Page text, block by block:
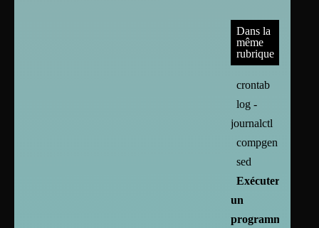
Dans la
même
rubrique
crontab
log -
journalctl
compgen
sed
Exécuter
un
programme